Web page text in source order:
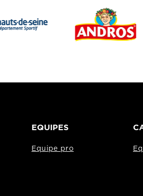
EQUIPES
Equipe pro